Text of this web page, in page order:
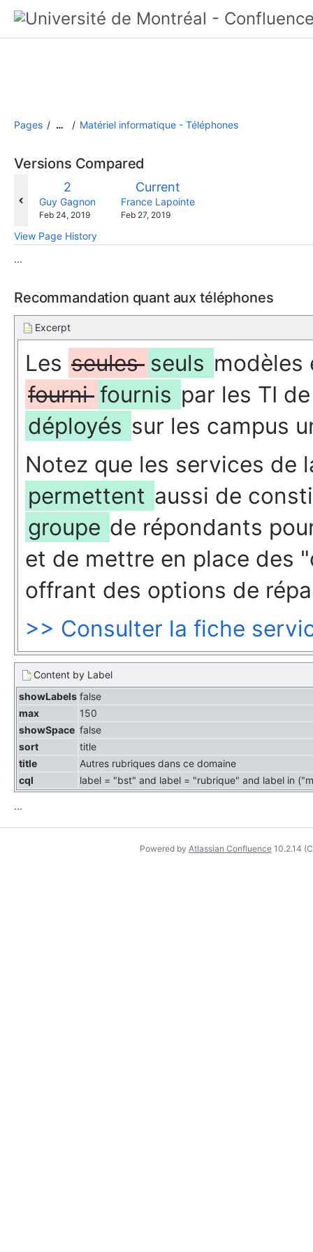
Pages … Matériel informatique - Téléphones
Versions Compared
Old
Version
2
changes.mady.by.user
Guy Gagnon
Saved
Feb 24, 2019
comparedNew
Version
Current
changes.mady.by.user
France Lapointe
Saved
Feb 27, 2019
View Page History
...
Recommandation quant aux téléphones
Excerpt
Les seules seuls modèles
fourni fournis par les TI
déployés sur les campus
Notez que les services de
permettent aussi de
groupe de répondants
et de mettre en place des
offrant des options de
>> Consulter la fiche
Content by Label
showLabels false
max
150
showSpace false
sort
title
title
Autres rubriques dans ce domaine
cql
label = "bst" and label = "rubrique" and label in
...
Powered by Atlassian Confluence 10.2.14